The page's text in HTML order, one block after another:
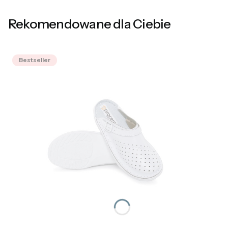
Rekomendowane dla Ciebie
Bestseller